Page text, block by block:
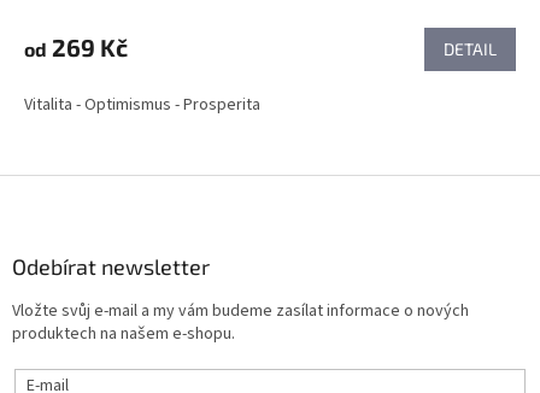
od 269 Kč DETAIL
Vitalita - Optimismus - Prosperita
Odebírat newsletter
Vložte svůj e-mail a my vám budeme zasílat informace o nových
produktech na našem e-shopu.
E-mail